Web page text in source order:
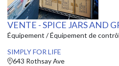
VENTE - SPICE JARS AND
Équipement / Équipement de
SIMPLY FOR LIFE
643 Rothsay Ave